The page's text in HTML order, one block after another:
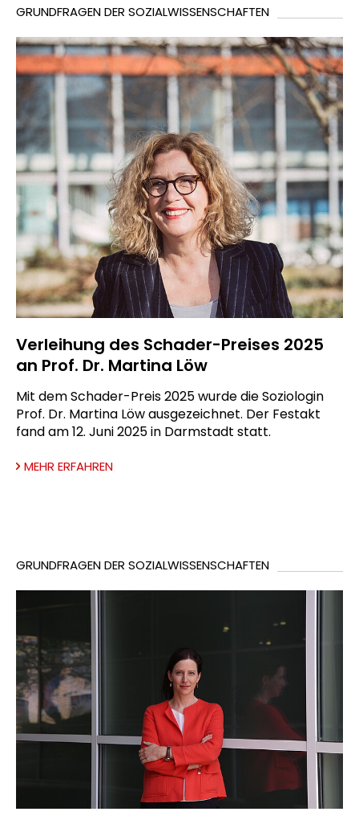
GRUNDFRAGEN DER SOZIALWISSENSCHAFTEN
Verleihung des Schader-Preises 2025
an Prof. Dr. Martina Löw
Mit dem Schader-Preis 2025 wurde die Soziologin
Prof. Dr. Martina Löw ausgezeichnet. Der Festakt
fand am 12. Juni 2025 in Darmstadt statt.
MEHR ERFAHREN
GRUNDFRAGEN DER SOZIALWISSENSCHAFTEN